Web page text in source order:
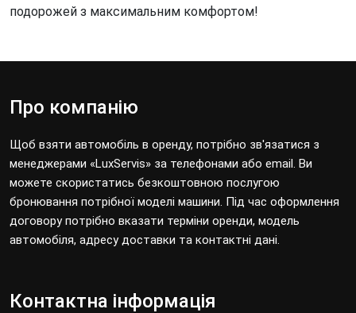
подорожей з максимальним комфортом!
Про компанію
Щоб взяти автомобіль в оренду, потрібно зв'язатися з
менеджерами «LuxServis» за телефонами або email. Ви
можете скористатись безкоштовною послугою
бронювання потрібної моделі машини. Під час оформлення
договору потрібно вказати терміни оренди, модель
автомобіля, адресу доставки та контактні дані.
Контактна інформація